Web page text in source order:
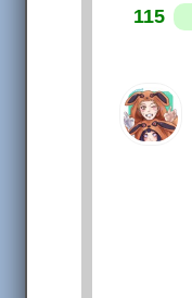
115